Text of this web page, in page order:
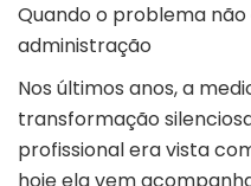
Quando o problema
administração
Nos últimos anos, a
transformação
profissional era vista